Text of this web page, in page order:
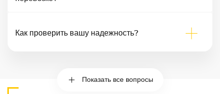
Как проверить вашу надежность?
Показать все вопросы